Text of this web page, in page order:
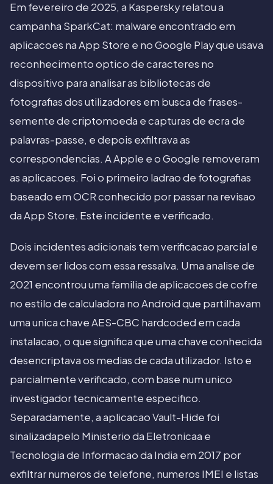
Em fevereiro de 2025, a Kaspersky relatou a
campanha SparkCat: malware encontrado em
aplicacoes na App Store e no Google Play que usava
reconhecimento optico de caracteres no
dispositivo para analisar as bibliotecas de
fotografias dos utilizadores em busca de frases-
semente de criptomoeda e capturas de ecra de
palavras-passe, e depois exfiltrava as
correspondencias. A Apple e o Google removeram
as aplicacoes. Foi o primeiro ladrao de fotografias
baseado em OCR conhecido por passar na revisao
da App Store. Este incidente e verificado.
Dois incidentes adicionais tem verificacao parcial e
devem ser lidos com essa ressalva. Uma analise de
2021 encontrou uma familia de aplicacoes de cofre
no estilo de calculadora no Android que partilhavam
uma unica chave AES-CBC hardcoded em cada
instalacao, o que significa que uma chave conhecida
desencriptava os medias de cada utilizador. Isto e
parcialmente verificado, com base num unico
investigador tecnicamente especifico.
Separadamente, a aplicacao Vault-Hide foi
sinalizadapelo Ministerio da Eletronicaa e
Tecnologia de Informacao da India em 2017 por
exfiltrar numeros de telefone, numeros IMEI e listas